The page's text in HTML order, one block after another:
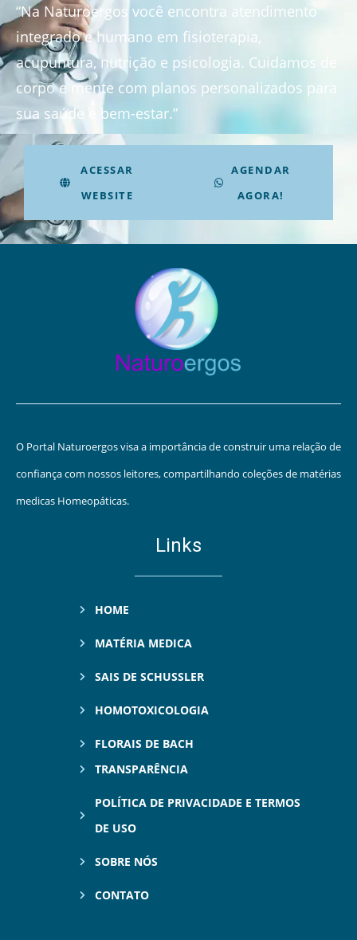
“Na Naturoergos você encontra atendimento
integrado e humano em fisioterapia,
acupuntura, nutrição e psicologia. Cuidamos de
corpo e mente com planos personalizados para
sua saúde e bem-estar.”
ACESSAR
WEBSITE
AGENDAR
AGORA!
O Portal Naturoergos visa a importância de construir uma relação de
confiança com nossos leitores, compartilhando coleções de matérias
medicas Homeopáticas.
Links
HOME
MATÉRIA MEDICA
SAIS DE SCHUSSLER
HOMOTOXICOLOGIA
FLORAIS DE BACH
TRANSPARÊNCIA
POLÍTICA DE PRIVACIDADE E TERMOS
DE USO
SOBRE NÓS
CONTATO